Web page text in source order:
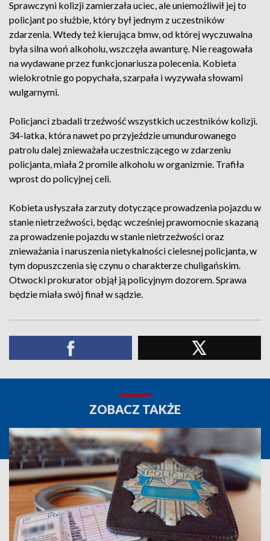
Sprawczyni kolizji zamierzała uciec, ale uniemożliwił jej to
policjant po służbie, który był jednym z uczestników
zdarzenia. Wtedy też kierująca bmw, od której wyczuwalna
była silna woń alkoholu, wszczęła awanturę. Nie reagowała
na wydawane przez funkcjonariusza polecenia. Kobieta
wielokrotnie go popychała, szarpała i wyzywała słowami
wulgarnymi.
Policjanci zbadali trzeźwość wszystkich uczestników kolizji.
34-latka, która nawet po przyjeździe umundurowanego
patrolu dalej znieważała uczestniczącego w zdarzeniu
policjanta, miała 2 promile alkoholu w organizmie. Trafiła
wprost do policyjnej celi.
Kobieta usłyszała zarzuty dotyczące prowadzenia pojazdu w
stanie nietrzeźwości, będąc wcześniej prawomocnie skazaną
za prowadzenie pojazdu w stanie nietrzeźwości oraz
znieważania i naruszenia nietykalności cielesnej policjanta, w
tym dopuszczenia się czynu o charakterze chuligańskim.
Otwocki prokurator objął ją policyjnym dozorem. Sprawa
będzie miała swój finał w sądzie.
ZOBACZ TAKŻE